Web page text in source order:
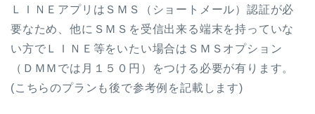
ＬＩＮＥアプリはＳＭＳ（ショートメール）認証が必
要なため、他にＳＭＳを受信出来る端末を持っていな
い方でＬＩＮＥ等をいたい場合はＳＭＳオプション
（ＤＭＭでは月１５０円）をつける必要が有ります。
(こちらのプランも後で参考例を記載します)